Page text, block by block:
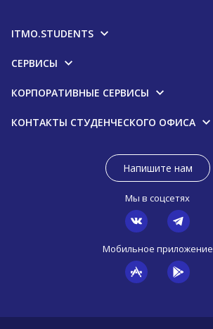
ITMO.STUDENTS
СЕРВИСЫ
КОРПОРАТИВНЫЕ СЕРВИСЫ
КОНТАКТЫ СТУДЕНЧЕСКОГО ОФИСА
Напишите нам
Мы в соцсетях
Мобильное приложение